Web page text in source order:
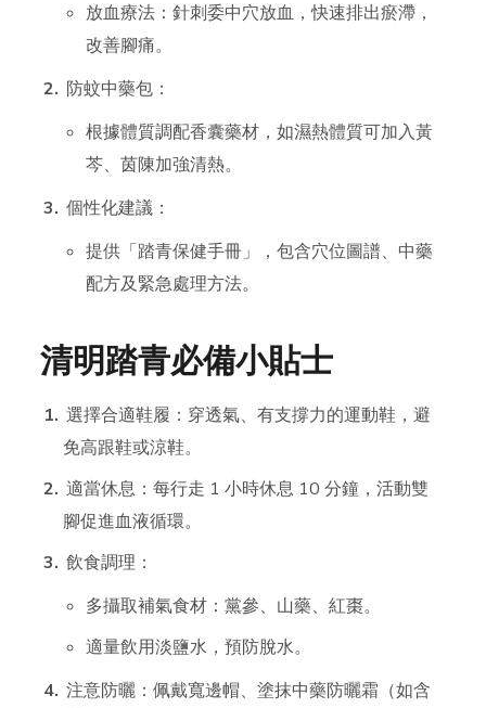
放血療法：針刺委中穴放血，快速排出瘀滯，
改善腳痛。
防蚊中藥包：
根據體質調配香囊藥材，如濕熱體質可加入黃
芩、茵陳加強清熱。
個性化建議：
提供「踏青保健手冊」，包含穴位圖譜、中藥
配方及緊急處理方法。
清明踏青必備小貼士
選擇合適鞋履：穿透氣、有支撐力的運動鞋，避
免高跟鞋或涼鞋。
適當休息：每行走 1 小時休息 10 分鐘，活動雙
腳促進血液循環。
飲食調理：
多攝取補氣食材：黨參、山藥、紅棗。
適量飲用淡鹽水，預防脫水。
注意防曬：佩戴寬邊帽、塗抹中藥防曬霜（如含